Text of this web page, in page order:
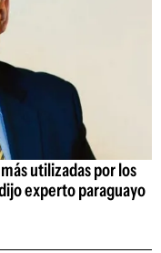
utilizadas por los
experto paraguayo